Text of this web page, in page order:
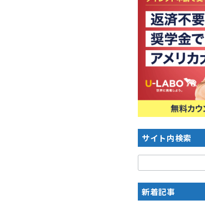
サイト内検索
索：
新着記事